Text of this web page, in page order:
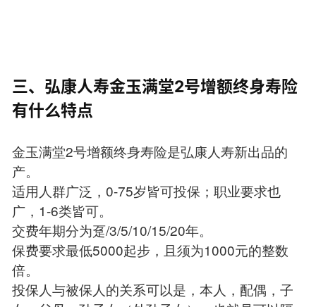
三、弘康人寿金玉满堂2号增额终身寿险
有什么特点
金玉满堂2号增额终身寿险是弘康人寿新出品的
产。
适用人群广泛，0-75岁皆可投保；职业要求也
广，1-6类皆可。
交费年期分为趸/3/5/10/15/20年。
保费要求最低5000起步，且须为1000元的整数
倍。
投保人与被保人的关系可以是，本人，配偶，子